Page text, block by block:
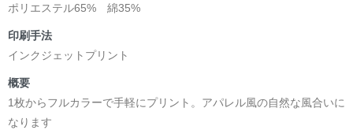
ポリエステル65% 綿35%
印刷手法
インクジェットプリント
概要
1枚からフルカラーで手軽にプリント。アパレル風の自然な風合いに
なります